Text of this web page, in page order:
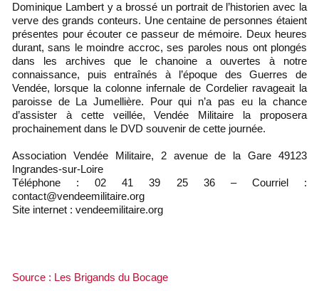
Dominique Lambert y a brossé un portrait de l’historien avec la
verve des grands conteurs. Une centaine de personnes étaient
présentes pour écouter ce passeur de mémoire. Deux heures
durant, sans le moindre accroc, ses paroles nous ont plongés
dans les archives que le chanoine a ouvertes à notre
connaissance, puis entraînés à l’époque des Guerres de
Vendée, lorsque la colonne infernale de Cordelier ravageait la
paroisse de La Jumellière. Pour qui n’a pas eu la chance
d’assister à cette veillée, Vendée Militaire la proposera
prochainement dans le DVD souvenir de cette journée.
Association Vendée Militaire, 2 avenue de la Gare 49123
Ingrandes-sur-Loire
Téléphone : 02 41 39 25 36 – Courriel :
contact@vendeemilitaire.org
Site internet : vendeemilitaire.org
Source : Les Brigands du Bocage